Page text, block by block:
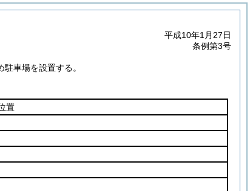
平成10年1月27日
条例第3号
車場を設置する。
置